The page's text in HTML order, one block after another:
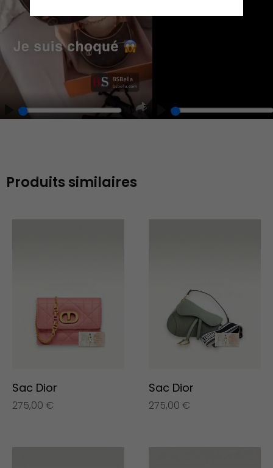
Play Unmute
Enter
Produits similaires
Sac Dior
275,00 €
Sac Dior
275,00 €